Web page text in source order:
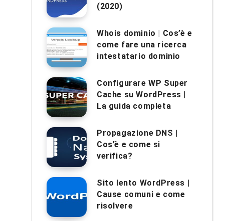
(2020)
Whois dominio | Cos’è e
come fare una ricerca
intestatario dominio
Configurare WP Super
Cache su WordPress |
La guida completa
Propagazione DNS |
Cos’è e come si
verifica?
Sito lento WordPress |
Cause comuni e come
risolvere